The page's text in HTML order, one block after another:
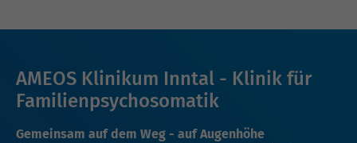
AMEOS Klinikum Inntal - Klinik für
Familienpsychosomatik
Gemeinsam auf dem Weg - auf Augenhöhe